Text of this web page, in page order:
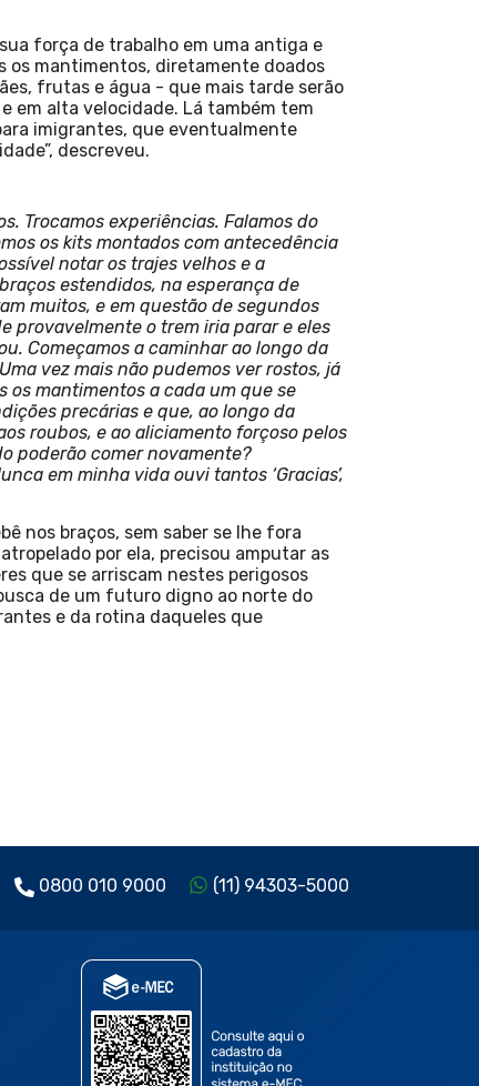
força de trabalho em uma antiga e
os mantimentos, diretamente doados
frutas e água - que mais tarde serão
em alta velocidade. Lá também tem
imigrantes, que eventualmente
descreveu.
Trocamos experiências. Falamos do
os kits montados com antecedência
notar os trajes velhos e a
estendidos, na esperança de
muitos, e em questão de segundos
provavelmente o trem iria parar e eles
Começamos a caminhar ao longo da
vez mais não pudemos ver rostos, já
os mantimentos a cada um que se
precárias e que, ao longo da
roubos, e ao aliciamento forçoso pelos
poderão comer novamente?
em minha vida ouvi tantos ‘Gracias’,
nos braços, sem saber se lhe fora
por ela, precisou amputar as
que se arriscam nestes perigosos
de um futuro digno ao norte do
e da rotina daqueles que
0800 010 9000 (11) 94303-5000